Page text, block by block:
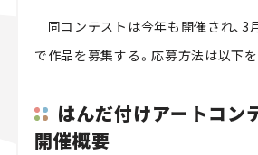
同コンテストは今年も開催され、3
で作品を募集する。応募方法は以下を
はんだ付けアートコ
開催概要